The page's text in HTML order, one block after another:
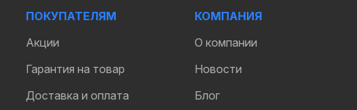
ПОКУПАТЕЛЯМ
Акции
Гарантия на товар
Доставка и оплата
КОМПАНИЯ
О компании
Новости
Блог